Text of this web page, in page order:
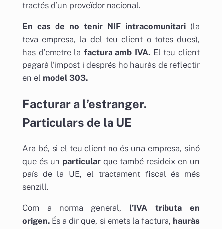
tractés d’un proveïdor nacional.
En cas de no tenir NIF intracomunitari (la
teva empresa, la del teu client o totes dues),
has d’emetre la factura amb IVA. El teu client
pagarà l’impost i després ho hauràs de reflectir
en el model 303.
Facturar a l’estranger.
Particulars de la UE
Ara bé, si el teu client no és una empresa, sinó
que és un particularque també resideix en un
país de la UE, el tractament fiscal és més
senzill.
Com a norma general, l’IVA tributa en
origen.És a dir que, si emets la factura, hauràs